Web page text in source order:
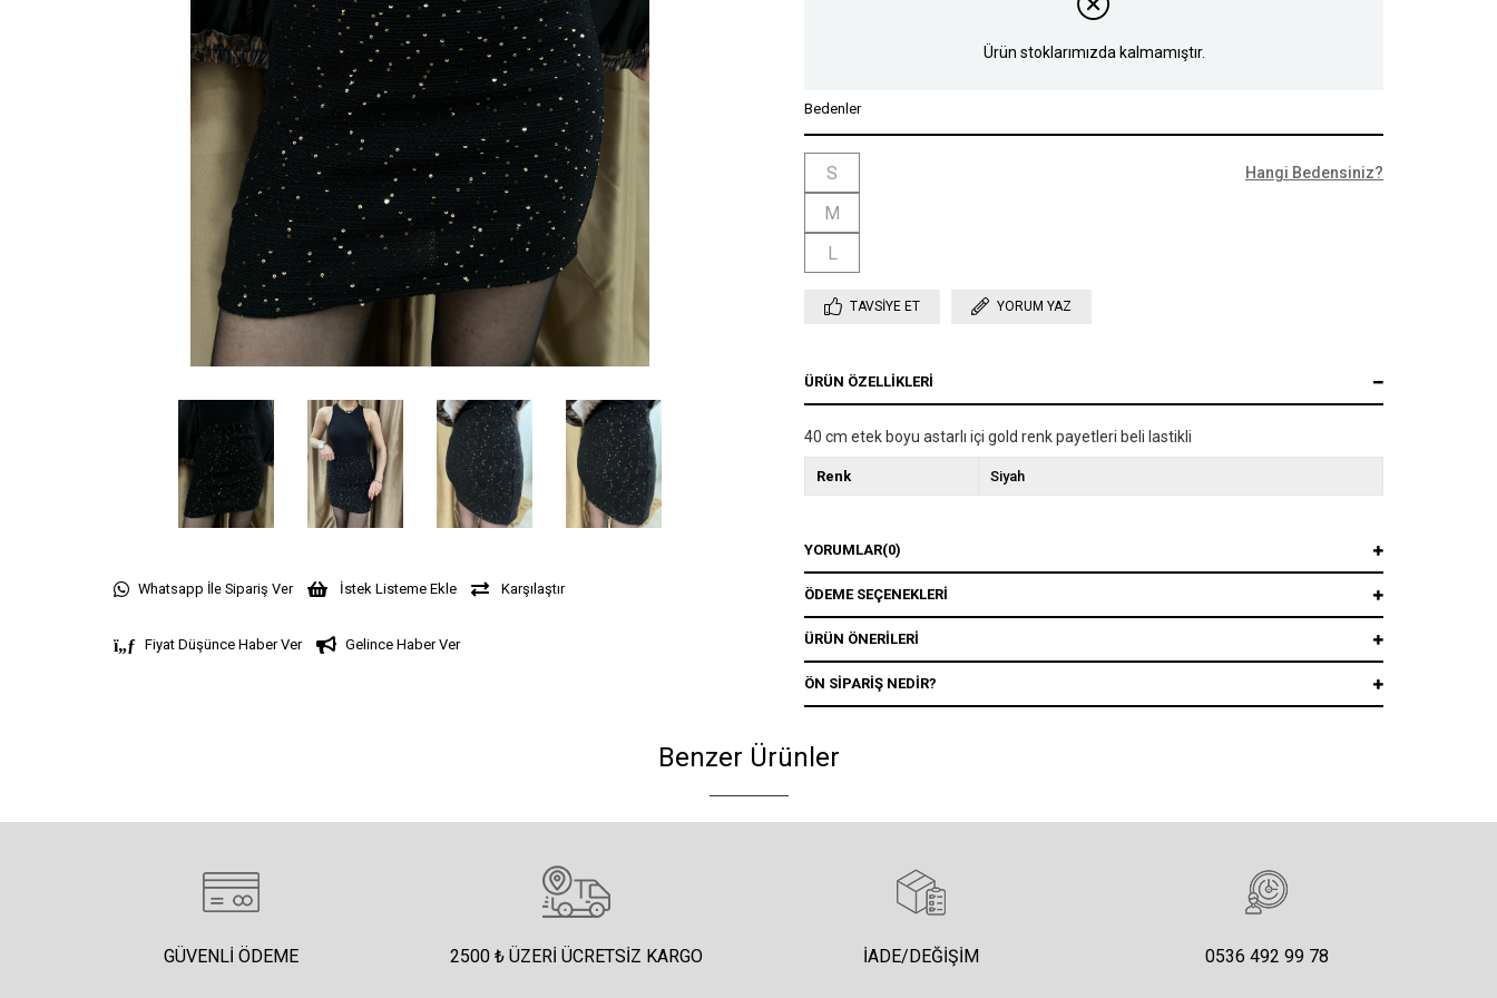
Whatsapp İle Sipariş Ver İstek Listeme Ekle Karşılaştır
Fiyat Düşünce Haber Ver Gelince Haber Ver
Ürün stoklarımızda kalmamıştır.
Bedenler
S
M
L
Hangi Bedensiniz?
TAVSIYE ET YORUM YAZ
ÜRÜN ÖZELLIKLERI
40 cm etek boyu astarlı içi gold renk payetleri beli lastikli
Renk Siyah
YORUMLAR(0)
ÖDEME SEÇENEKLERI
ÜRÜN ÖNERILERI
ÖN SIPARIŞ NEDIR?
Benzer Ürünler
GÜVENLI ÖDEME 2500 ₺ ÜZERI ÜCRETSIZ KARGO İADE/DEĞIŞIM 0536 492 99 78